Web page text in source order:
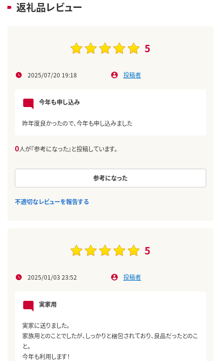
返礼品レビュー
5
2025/07/20 19:18 投稿者
今年も申し込み
昨年度良かったので、今年も申し込みました
0人が『参考になった』と投稿しています。
参考になった
不適切なレビューを報告する
5
2025/01/03 23:52 投稿者
実家用
実家に送りました。
家族用とのことでしたが、しっかりと梱包されており、良品だったとのこ
と。
今年も利用します！